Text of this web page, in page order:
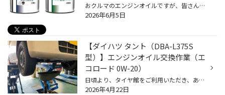
おクルマのエンジンオイルですが、皆さん定期的に交換していらっしゃいますか？ 現在、コクピット・タイヤ館では6/21(日)まで、タイヤ館35周年の大感謝キャンペーンを開催中です。 期間中にエンジンオイルなどのメンテナンス商品が10％OFFになるクーポンやウォッシャー液の 無料補充チケットなど、...
2026年6月5日
【ダイハツ タント（DBA-L375S
型）】エンジンオイル交換作業（エ
コロード 0W-20）
日頃より、タイヤ館をご利用いただき、ありがとうございます。 さて、当店と同じチェーン店の近隣タイヤ館店舗で作業いたしましたエンジンオイル交換を ご紹介します。 （WEB掲載をご快諾いただきましたお客様！大変感謝しております。 いつもご愛顧いただき誠にありがとうございます！！） おクル...
2026年4月22日